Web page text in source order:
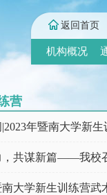
返回首页
机构概况
营
年暨南大学新生
，共谋新篇——我校
南大学新生训练营武